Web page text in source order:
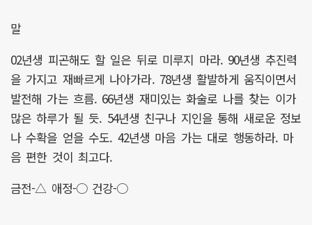
말
02년생 피곤해도 할 일은 뒤로 미루지 마라. 90년생 추진력
을 가지고 재빠르게 나아가라. 78년생 활발하게 움직이면서
발전해 가는 흐름. 66년생 재미있는 화술로 나를 찾는 이가
많은 하루가 될 듯. 54년생 친구나 지인을 통해 새로운 정보
나 수확을 얻을 수도. 42년생 마음 가는 대로 행동하라. 마
음 편한 것이 최고다.
금전-△ 애정-○ 건강-○